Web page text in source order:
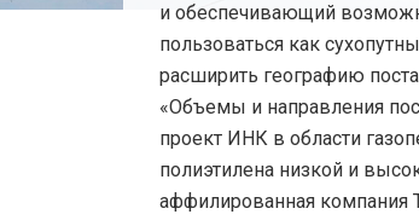
и обеспечивающий
пользоваться как
расширить географию
«Объемы и направления
проект ИНК в области
полиэтилена низкой и
аффилированная компания